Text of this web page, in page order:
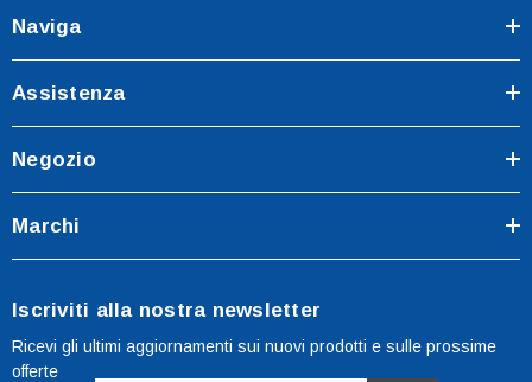
Naviga
Assistenza
Negozio
Marchi
Iscriviti alla nostra newsletter
Ricevi gli ultimi aggiornamenti sui nuovi prodotti e sulle prossime
offerte